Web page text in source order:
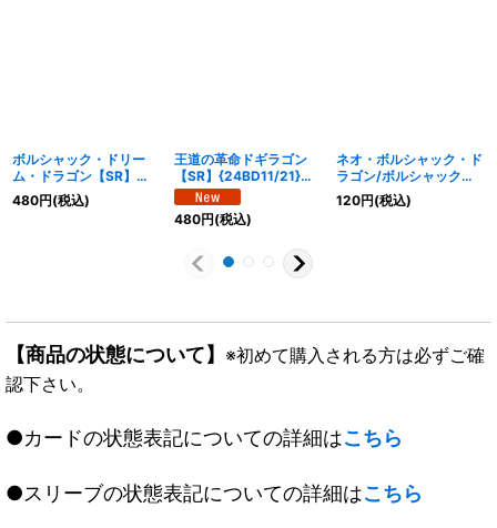
ボルシャック・ドリー
ム・ドラゴン【SR】
{24EX219/100}《多》
480円(税込)
王道の革命ドギラゴン
【SR】{24BD11/21}
《多》
480円(税込)
ネオ・ボルシャック・ド
ラゴン/ボルシャックゾ
ーン【C】{24EX2超47/
超47}《多》
120円(税込)
【商品の状態について】 ※初めて購入される方は必ずご確
認下さい。
●カードの状態表記についての詳細はこちら
●スリーブの状態表記についての詳細はこちら